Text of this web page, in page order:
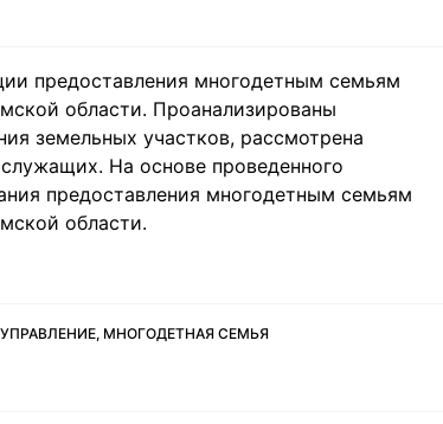
предоставления многодетным семьям
области. Проанализированы
земельных участков, рассмотрена
На основе проведенного
предоставления многодетным семьям
области.
МНОГОДЕТНАЯ СЕМЬЯ